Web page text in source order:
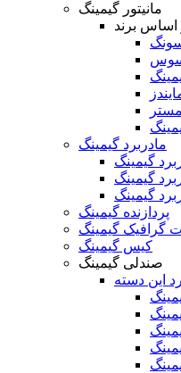
مانیتور گیمینگ
اساس برند
مادربرد گیمینگ
پردازنده گیمینگ
گرافیک گیمینگ
کیس گیمینگ
صندلی گیمینگ
این دسته